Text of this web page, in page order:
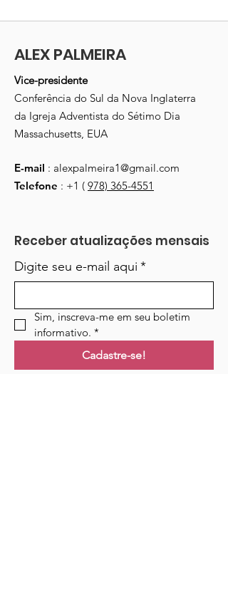
ALEX PALMEIRA
Vice-presidente
Conferência do Sul da Nova Inglaterra
da Igreja Adventista do Sétimo Dia
Massachusetts, EUA
E-mail : alexpalmeira1@gmail.com
Telefone : +1 ( 978) 365-4551
Receber atualizações mensais
Digite seu e-mail aqui *
Sim, inscreva-me em seu boletim
informativo. *
Cadastre-se!